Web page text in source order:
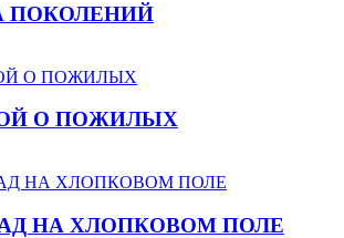
ПОКОЛЕНИЙ
О ПОЖИЛЫХ
НА ХЛОПКОВОМ ПОЛЕ